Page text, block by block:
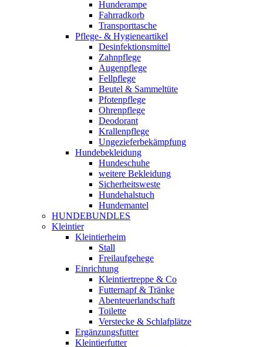
Hunderampe
Fahrradkorb
Transporttasche
Pflege- & Hygieneartikel
Desinfektionsmittel
Zahnpflege
Augenpflege
Fellpflege
Beutel & Sammeltüte
Pfotenpflege
Ohrenpflege
Deodorant
Krallenpflege
Ungezieferbekämpfung
Hundebekleidung
Hundeschuhe
weitere Bekleidung
Sicherheitsweste
Hundehalstuch
Hundemantel
HUNDEBUNDLES
Kleintier
Kleintierheim
Stall
Freilaufgehege
Einrichtung
Kleintiertreppe & Co
Futternapf & Tränke
Abenteuerlandschaft
Toilette
Verstecke & Schlafplätze
Ergänzungsfutter
Kleintierfutter